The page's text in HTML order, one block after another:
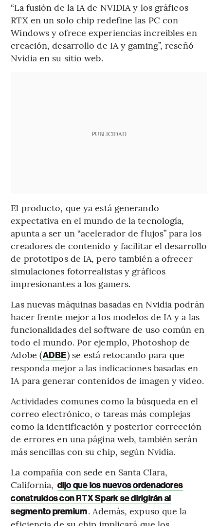
“La fusión de la IA de NVIDIA y los gráficos
RTX en un solo chip redefine las PC con
Windows y ofrece experiencias increíbles en
creación, desarrollo de IA y gaming”, reseñó
Nvidia en su sitio web.
PUBLICIDAD
El producto, que ya está generando
expectativa en el mundo de la tecnología,
apunta a ser un “acelerador de flujos” para los
creadores de contenido y facilitar el desarrollo
de prototipos de IA, pero también a ofrecer
simulaciones fotorrealistas y gráficos
impresionantes a los gamers.
Las nuevas máquinas basadas en Nvidia podrán
hacer frente mejor a los modelos de IA y a las
funcionalidades del software de uso común en
todo el mundo. Por ejemplo, Photoshop de
Adobe (ADBE) se está retocando para que
responda mejor a las indicaciones basadas en
IA para generar contenidos de imagen y video.
Actividades comunes como la búsqueda en el
correo electrónico, o tareas más complejas
como la identificación y posterior corrección
de errores en una página web, también serán
más sencillas con su chip, según Nvidia.
La compañía con sede en Santa Clara,
California, dijo que los nuevos ordenadores
construidos con RTX Spark se dirigirán al
segmento premium. Además, expuso que la